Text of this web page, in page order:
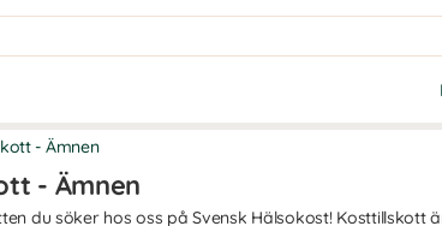
- Ämnen
- Ämnen
du söker hos oss på Svensk Hälsokost! Kosttillskott